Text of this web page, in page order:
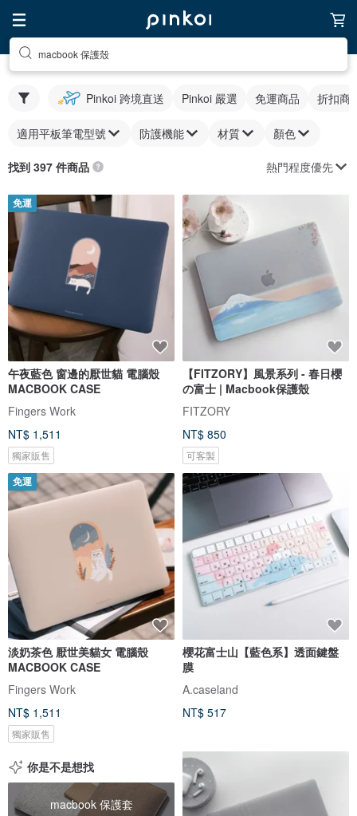
macbook 保護殼
Pinkoi 跨境直送 Pinkoi 嚴選 免運商品 折扣商
適用平板筆電型號 防護機能 材質 顏色
找到 397 件商品 熱門程度優先
免運
午夜藍色 窗邊的厭世貓 電腦殼
MACBOOK CASE
Fingers Work
NT$ 1,511
獨家販售
【FITZORY】風景系列 - 春日櫻
の富士 | Macbook保護殼
FITZORY
NT$ 850
可客製
免運
淡奶茶色 厭世美貓女 電腦殼
MACBOOK CASE
Fingers Work
NT$ 1,511
獨家販售
櫻花富士山【藍色系】透面鍵盤
膜
A.caseland
NT$ 517
你是不是想找
macbook 保護套